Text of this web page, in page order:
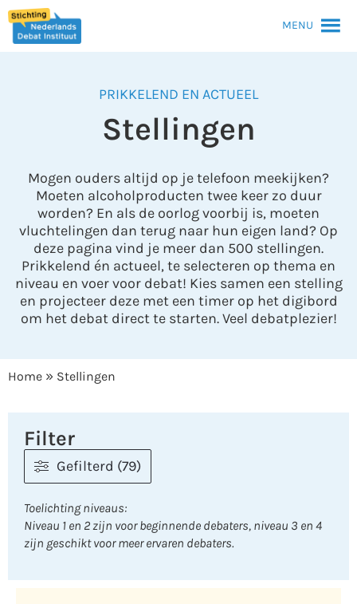
MENU
PRIKKELEND EN ACTUEEL
Stellingen
Mogen ouders altijd op je telefoon meekijken?
Moeten alcoholproducten twee keer zo duur
worden? En als de oorlog voorbij is, moeten
vluchtelingen dan terug naar hun eigen land? Op
deze pagina vind je meer dan 500 stellingen.
Prikkelend én actueel, te selecteren op thema en
niveau en voer voor debat! Kies samen een stelling
en projecteer deze met een timer op het digibord
om het debat direct te starten. Veel debatplezier!
Home » Stellingen
Filter
Gefilterd (79)
Toelichting niveaus:
Niveau 1 en 2 zijn voor beginnende debaters, niveau 3 en 4
zijn geschikt voor meer ervaren debaters.